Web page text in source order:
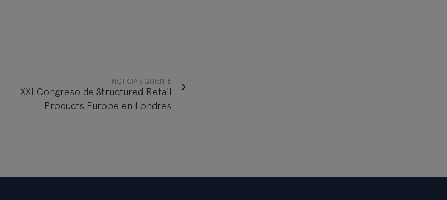
NOTICIA SIGUIENTE
XXI Congreso de Structured Retail
Products Europe en Londres